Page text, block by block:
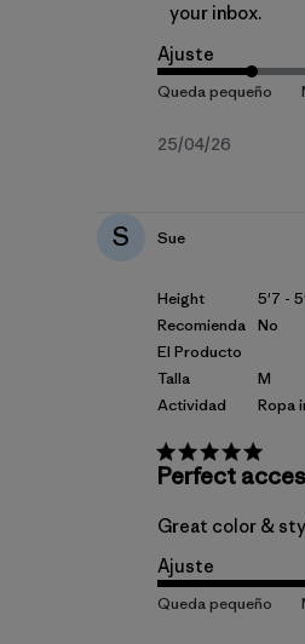
your inbox.
Ajuste
25/04/26
S Sue
Height
Recomienda
El Producto
Talla
Actividad
5'7 -
No
M
Ropa
Perfect
Great color &
Ajuste